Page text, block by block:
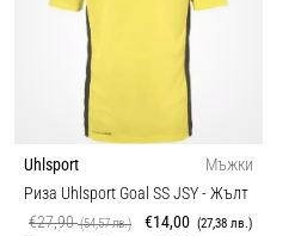
Uhlsport
Мъжки
Риза Uhlsport Goal SS JSY- Жълт
€27,90(54,57 лв.) €14,00 (27,38 лв.)